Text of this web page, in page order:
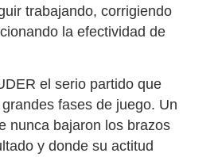
trabajando, corrigiendo
la efectividad de
el serio partido que
fases de juego. Un
nunca bajaron los brazos
y donde su actitud